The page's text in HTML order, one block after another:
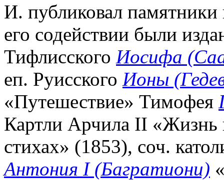
И. публиковал памятники
его содействии были
Тифлисского Иосифа
еп. Руисского Ионы
«Путешествие» Тимофея
Картли Арчила II «Жизнь
стихах» (1853), соч.
Антония I (Багратиони)